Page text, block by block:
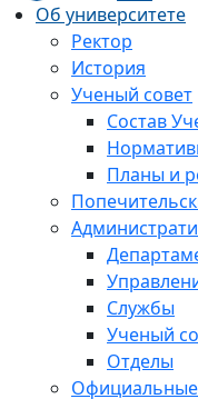
Об университете
Ректор
История
Ученый совет
Состав
Планы и
Службы
Ученый
Отделы